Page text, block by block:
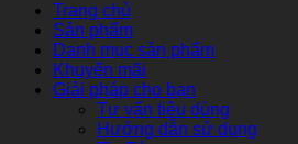
Trang chủ
Sản phẩm
Danh mục sản phẩm
Khuyến mãi
Giải pháp cho bạn
Tư vấn tiêu dùng
Hướng dẫn sử dụng